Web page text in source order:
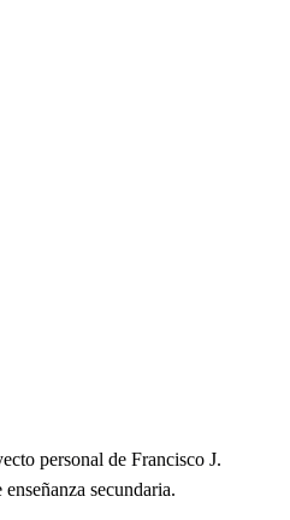
personal de Francisco J.
secundaria.